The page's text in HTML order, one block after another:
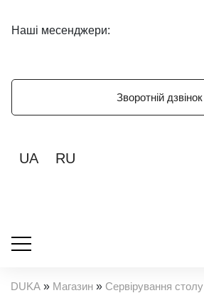
Наші месенджери:
Зворотній дзвінок
UA RU
DUKA » Магазин » Сервірування столу